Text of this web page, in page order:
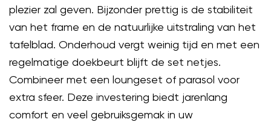
plezier zal geven. Bijzonder prettig is de stabiliteit
van het frame en de natuurlijke uitstraling van het
tafelblad. Onderhoud vergt weinig tijd en met een
regelmatige doekbeurt blijft de set netjes.
Combineer met een loungeset of parasol voor
extra sfeer. Deze investering biedt jarenlang
comfort en veel gebruiksgemak in uw